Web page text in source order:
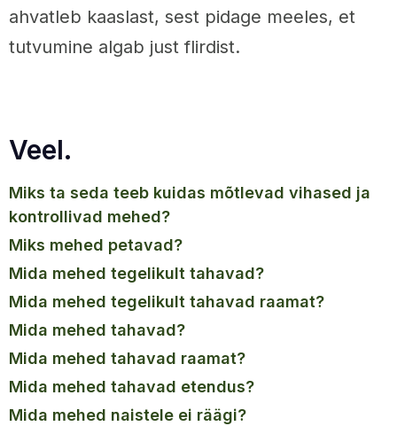
ahvatleb kaaslast, sest pidage meeles, et
tutvumine algab just flirdist.
Veel.
miks ta seda teeb kuidas mõtlevad vihased ja
kontrollivad mehed?
miks mehed petavad?
mida mehed tegelikult tahavad?
mida mehed tegelikult tahavad raamat?
mida mehed tahavad?
mida mehed tahavad raamat?
mida mehed tahavad etendus?
mida mehed naistele ei räägi?